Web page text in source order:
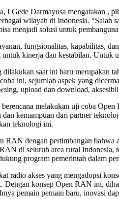
Darmayusa mengatakan ,
wilayah di Indonesia.
menjadi solusi untuk
fungsionalitas, kapabilitas,
kinerja dan kestabilan.
dilakukan saat ini baru
ini, sejumlah aspek yang
upload dan download,
melakukan uji coba
kemampuan dari partner
teknologi ini.
dengan pertimbangan
di seluruh area rural
program pemerintah dalam
radio akses yang mengadopsi
Dengan konsep Open RAN ini,
pemain pemain baru, inovasi